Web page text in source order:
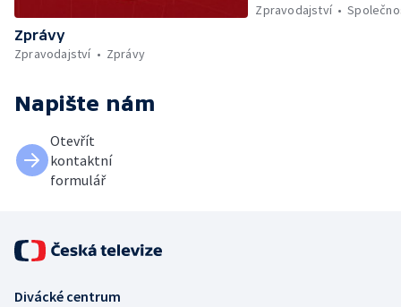
Zprávy
Zpravodajství
Zprávy
Zpravodajství
Napište nám
Otevřít
kontaktní
formulář
Divácké centrum